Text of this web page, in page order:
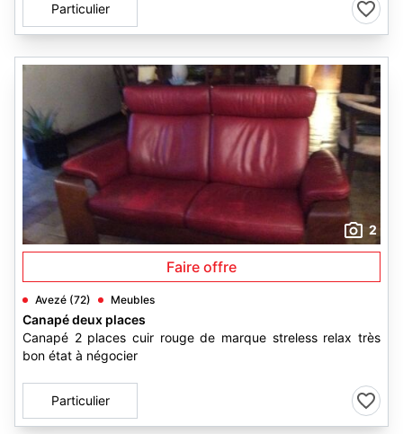
Particulier
2
Faire offre
Avezé (72) Meubles
Canapé deux places
Canapé 2 places cuir rouge de marque streless relax très
bon état à négocier
Particulier